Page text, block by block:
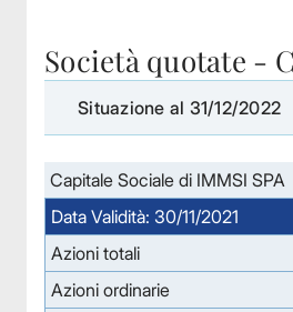
Società quotate -
Situazione al 31/12/2022
Capitale Sociale di IMMSI SPA
Data Validità: 30/11/2021
Azioni totali
Azioni ordinarie